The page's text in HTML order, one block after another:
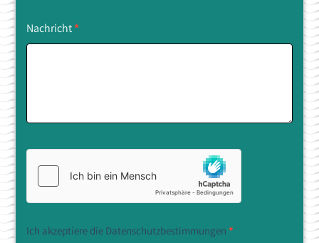
Nachricht*
Ich akzeptiere die Datenschutzbestimmungen*